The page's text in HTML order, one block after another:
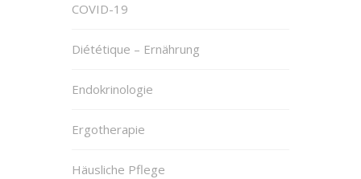
COVID-19
Diététique – Ernährung
Endokrinologie
Ergotherapie
Häusliche Pflege